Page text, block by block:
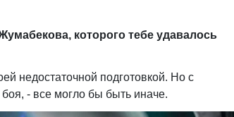
которого тебе удавалось
недостаточной подготовкой. Но с
- все могло бы быть иначе.